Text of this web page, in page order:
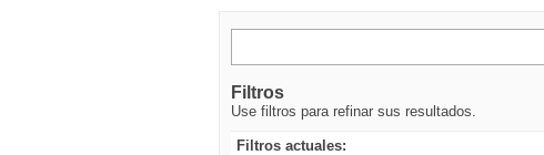
Filtros
Use filtros para refinar sus resultados.
Filtros actuales: